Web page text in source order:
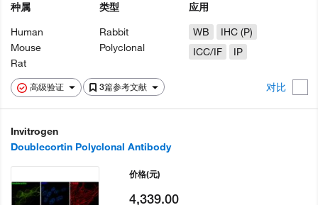
高级验证 3篇参考文献 对比
种属
Human
Mouse
Rat
类型
Rabbit
Polyclonal
应用
WB
IHC (P)
ICC/IF
IP
Invitrogen
Doublecortin Polyclonal Antibody
价格(元)
4,339.00